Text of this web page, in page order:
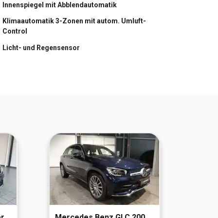
Scheinwerfer LED
Innenspiegel mit Abblendautomatik
Klimaautomatik 3-Zonen mit autom. Umluft-
Control
Licht- und Regensensor